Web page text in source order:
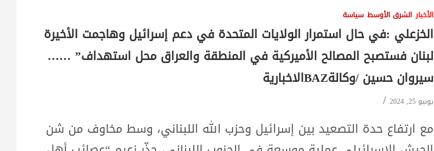
الأخبار الشرق الأوسط سياسة
الخزعلي :في حال استمرار الولايات المتحدة في دعم إسرائيل وهاجمت الأخيرة
لبنان فستصبح المصالح الأميركية في المنطقة والعراق محل استهداف” ……
سيروان حسين /وكالةBAZالاخبارية
يونيو 25, 2024
مع ارتفاع حدة التصعيد بين إسرائيل وحزب الله اللبناني، وسط مخاوف من شن